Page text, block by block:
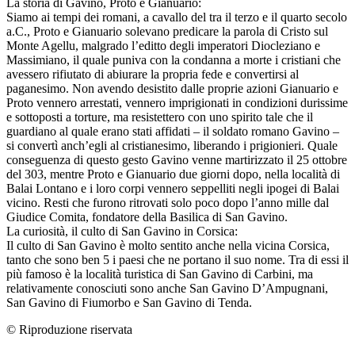
La storia di Gavino, Proto e Gianuario:
Siamo ai tempi dei romani, a cavallo del tra il terzo e il quarto secolo
a.C., Proto e Gianuario solevano predicare la parola di Cristo sul
Monte Agellu, malgrado l’editto degli imperatori Diocleziano e
Massimiano, il quale puniva con la condanna a morte i cristiani che
avessero rifiutato di abiurare la propria fede e convertirsi al
paganesimo. Non avendo desistito dalle proprie azioni Gianuario e
Proto vennero arrestati, vennero imprigionati in condizioni durissime
e sottoposti a torture, ma resistettero con uno spirito tale che il
guardiano al quale erano stati affidati – il soldato romano Gavino –
si convertì anch’egli al cristianesimo, liberando i prigionieri. Quale
conseguenza di questo gesto Gavino venne martirizzato il 25 ottobre
del 303, mentre Proto e Gianuario due giorni dopo, nella località di
Balai Lontano e i loro corpi vennero seppelliti negli ipogei di Balai
vicino. Resti che furono ritrovati solo poco dopo l’anno mille dal
Giudice Comita, fondatore della Basilica di San Gavino.
La curiosità, il culto di San Gavino in Corsica:
Il culto di San Gavino è molto sentito anche nella vicina Corsica,
tanto che sono ben 5 i paesi che ne portano il suo nome. Tra di essi il
più famoso è la località turistica di San Gavino di Carbini, ma
relativamente conosciuti sono anche San Gavino D’Ampugnani,
San Gavino di Fiumorbo e San Gavino di Tenda.
© Riproduzione riservata